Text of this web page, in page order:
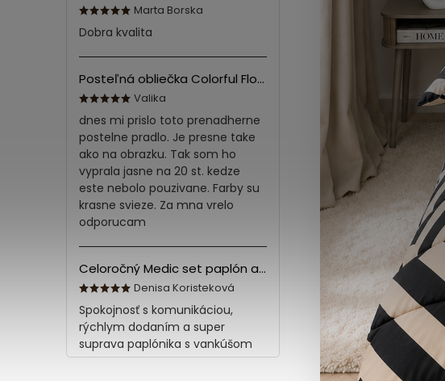
Marta Borska
Dobra kvalita
Posteľná obliečka Colorful Flowers Modrá 140x200/70x90 cm
Valika
dnes mi prislo toto prenadherne
postelne pradlo. Je presne take
ako na obrazku. Tak som ho
vyprala jasne na 20 st. kedze
este nebolo pouzivane. Farby su
krasne svieze. Za mna vrelo
odporucam
Celoročný Medic set paplón a vankúš z bavlny
Denisa Koristeková
Spokojnosť s komunikáciou,
rýchlym dodaním a super
suprava paplónika s vankúšom